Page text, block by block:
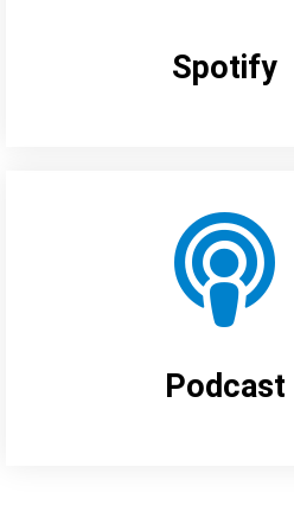
Spotify
Podcast